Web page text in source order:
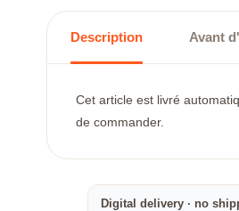
Description Avant
Cet article est livré
de commander.
Digital delivery · no